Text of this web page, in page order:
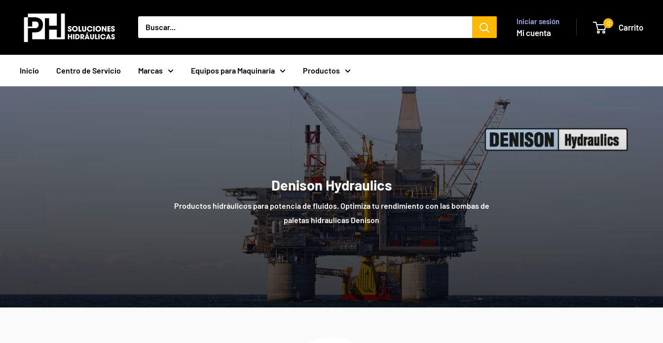
directamente
PH
Soluciones
Hidráulicas
Iniciar sesión
Mi cuenta
0 Carrito
Inicio Centro de Servicio Marcas Equipos para Maquinaria Productos
Denison Hydraulics
Productos hidráulicos para potencia de fluidos. Optimiza tu rendimiento con las bombas de
paletas hidraulicas Denison